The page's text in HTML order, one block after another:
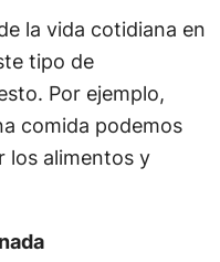
la vida cotidiana en
tipo de
Por ejemplo,
comida podemos
los alimentos y